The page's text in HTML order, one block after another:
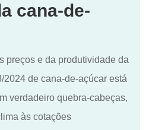
cana-de-
preços e da produtividade da
2024 de cana-de-açúcar está
verdadeiro quebra-cabeças,
às cotações